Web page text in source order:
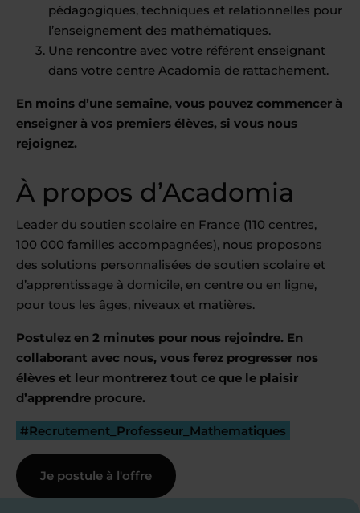
pédagogiques, techniques et relationnelles pour
l’enseignement des mathématiques.
Une rencontre avec votre référent enseignant
dans votre centre Acadomia de rattachement.
En moins d’une semaine, vous pouvez commencer à
enseigner à vos premiers élèves, si vous nous
rejoignez.
À propos d’Acadomia
Leader du soutien scolaire en France (110 centres,
100 000 familles accompagnées), nous proposons
des solutions personnalisées de soutien scolaire et
d’apprentissage à domicile, en centre ou en ligne,
pour tous les âges, niveaux et matières.
Postulez en 2 minutes pour nous rejoindre. En
collaborant avec nous, vous ferez progresser nos
élèves et leur montrerez tout ce que le plaisir
d’apprendre procure.
#Recrutement_Professeur_Mathematiques
Je postule à l'offre